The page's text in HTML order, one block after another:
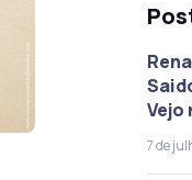
Vejo
7 de